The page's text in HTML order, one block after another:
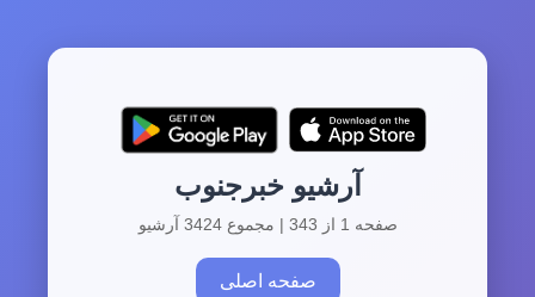
آرشیو خبرجنوب
صفحه 1 از 343 | مجموع 3424 آرشیو
صفحه اصلی